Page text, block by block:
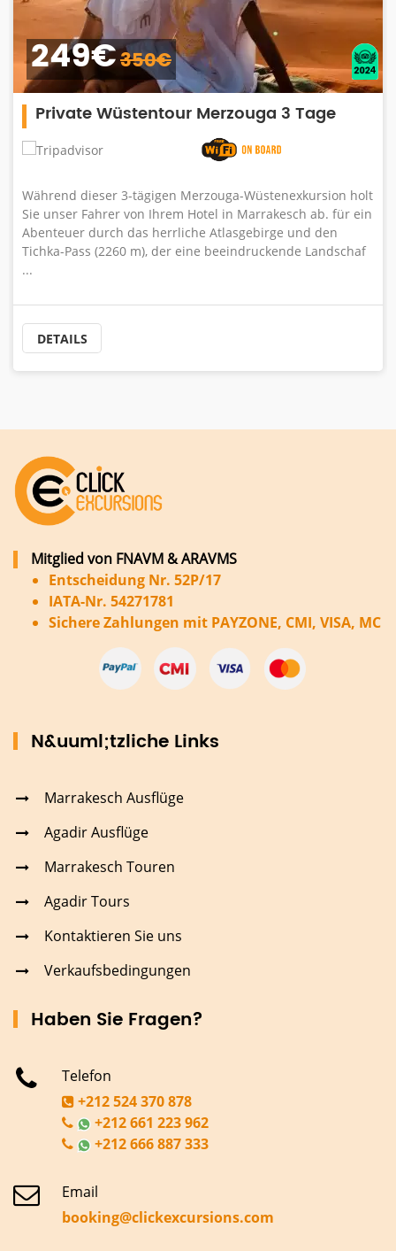
350€
Merzouga 3 Tage
tägigen Merzouga-Wüstenexkursion holt
von Ihrem Hotel in Marrakesch ab. für ein
das herrliche Atlasgebirge und den
m), der eine beeindruckende Landschaf
149€
Ouarzazate ist
Erde, mitten in
einer Vielzahl
Mitglied von FNAVM & ARAVMS
Entscheidung Nr. 52P/17
IATA-Nr. 54271781
Sichere Zahlungen mit PAYZONE, CMI, VISA, MC
N&uuml;tzliche Links
Marrakesch Ausflüge
Agadir Ausflüge
Marrakesch Touren
Agadir Tours
Kontaktieren Sie uns
Verkaufsbedingungen
Haben Sie Fragen?
Telefon
+212 524 370 878
+212 661 223 962
+212 666 887 333
Email
booking@clickexcursions.com